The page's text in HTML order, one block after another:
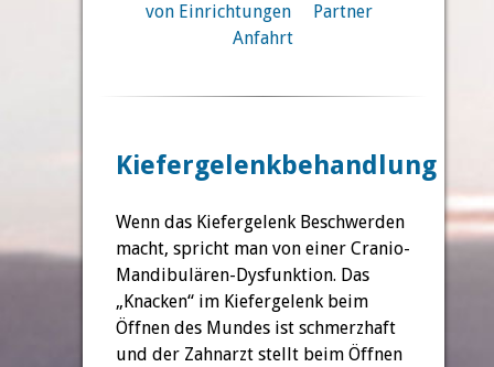
von Einrichtungen
Partner
Anfahrt
Kiefergelenkbehandlung
Wenn das Kiefergelenk Beschwerden
macht, spricht man von einer Cranio-
Mandibulären-Dysfunktion. Das
„Knacken“ im Kiefergelenk beim
Öffnen des Mundes ist schmerzhaft
und der Zahnarzt stellt beim Öffnen